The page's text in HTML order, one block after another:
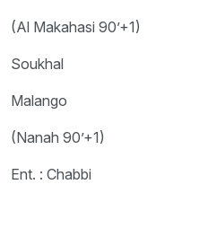
(Al Makahasi 90’+1)
Soukhal
Malango
(Nanah 90’+1)
Ent. : Chabbi